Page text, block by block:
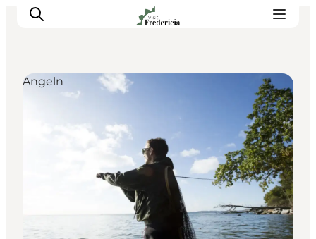
Veranstaltungen
Erlebnisse und Kultur
Unterkünfte
Book Führung
Angeln